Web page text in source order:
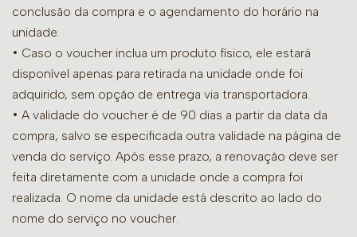
conclusão da compra e o agendamento do horário na
unidade.
• Caso o voucher inclua um produto físico, ele estará
disponível apenas para retirada na unidade onde foi
adquirido, sem opção de entrega via transportadora.
• A validade do voucher é de 90 dias a partir da data da
compra, salvo se especificada outra validade na página de
venda do serviço. Após esse prazo, a renovação deve ser
feita diretamente com a unidade onde a compra foi
realizada. O nome da unidade está descrito ao lado do
nome do serviço no voucher.